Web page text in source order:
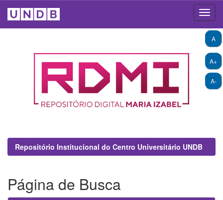
A+
A-
A
Repositório Institucional do Centro Universitário UNDB
Página de Busca